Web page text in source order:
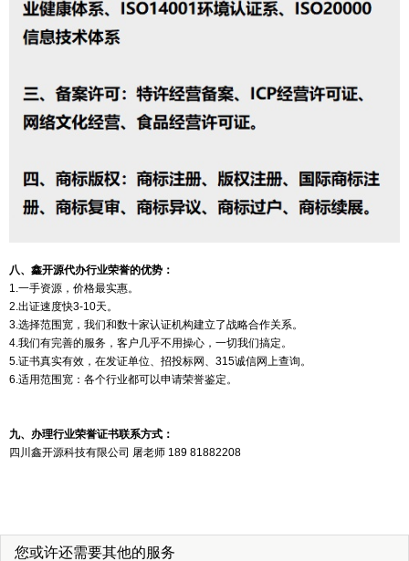
八、鑫开源代办行业荣誉的优势：
1.一手资源，价格最实惠。
2.出证速度快3-10天。
3.选择范围宽，我们和数十家认证机构建立了战略合作关系。
4.我们有完善的服务，客户几乎不用操心，一切我们搞定。
5.证书真实有效，在发证单位、招投标网、315诚信网上查询。
6.适用范围宽：各个行业都可以申请荣誉鉴定。
九、办理行业荣誉证书联系方式：
四川鑫开源科技有限公司 屠老师 189 81882208
您或许还需要其他的服务